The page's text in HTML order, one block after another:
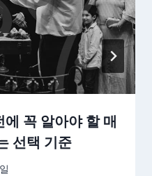
꼭 알아야 할 매
선택 기준